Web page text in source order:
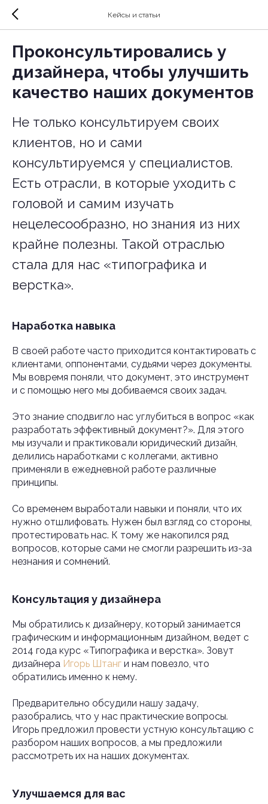
Кейсы и статьи
Проконсультировались у
дизайнера, чтобы улучшить
качество наших документов
Не только консультируем своих
клиентов, но и сами
консультируемся у специалистов.
Есть отрасли, в которые уходить с
головой и самим изучать
нецелесообразно, но знания из них
крайне полезны. Такой отраслью
стала для нас «типографика и
верстка».
Наработка навыка
В своей работе часто приходится контактировать с
клиентами, оппонентами, судьями через документы.
Мы вовремя поняли, что документ, это инструмент
и с помощью него мы добиваемся своих задач.
Это знание сподвигло нас углубиться в вопрос «как
разработать эффективный документ?». Для этого
мы изучали и практиковали юридический дизайн,
делились наработками с коллегами, активно
применяли в ежедневной работе различные
принципы.
Со временем выработали навыки и поняли, что их
нужно отшлифовать. Нужен был взгляд со стороны,
протестировать нас. К тому же накопился ряд
вопросов, которые сами не смогли разрешить из-за
незнания и сомнений.
Консультация у дизайнера
Мы обратились к дизайнеру, который занимается
графическим и информационным дизайном, ведет с
2014 года курс «Типографика и верстка». Зовут
дизайнера Игорь Штанг и нам повезло, что
обратились именно к нему.
Предварительно обсудили нашу задачу,
разобрались, что у нас практические вопросы.
Игорь предложил провести устную консультацию с
разбором наших вопросов, а мы предложили
рассмотреть их на наших документах.
Улучшаемся для вас